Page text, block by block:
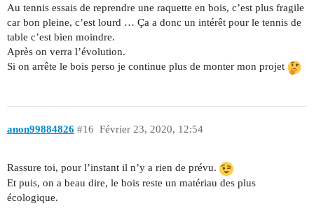
Au tennis essais de reprendre une raquette en bois, c’est plus fragile
car bon pleine, c’est lourd … Ça a donc un intérêt pour le tennis de
table c’est bien moindre.
Après on verra l’évolution.
Si on arrête le bois perso je continue plus de monter mon projet
anon99884826 Février 23, 2020, 12:54
#16
Rassure toi, pour l’instant il n’y a rien de prévu.
Et puis, on a beau dire, le bois reste un matériau des plus
écologique.